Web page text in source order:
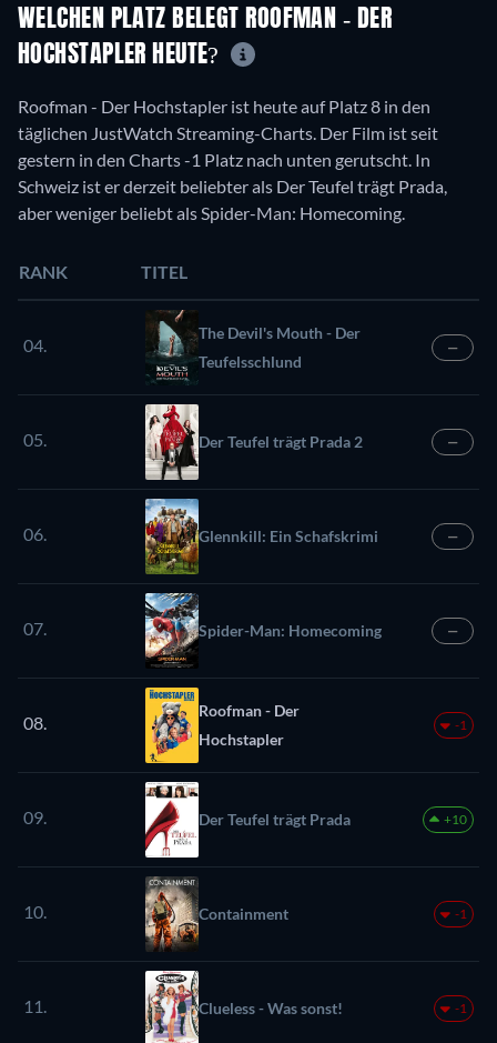
WELCHEN PLATZ BELEGT ROOFMAN - DER
HOCHSTAPLER HEUTE?
Roofman - Der Hochstapler ist heute auf Platz 8 in den
täglichen JustWatch Streaming-Charts. Der Film ist seit
gestern in den Charts -1 Platz nach unten gerutscht. In
Schweiz ist er derzeit beliebter als Der Teufel trägt Prada,
aber weniger beliebt als Spider-Man: Homecoming.
RANK TITEL
04.
The Devil's Mouth - Der
Teufelsschlund
—
05. Der Teufel trägt Prada 2 —
06. Glennkill: Ein Schafskrimi —
07. Spider-Man: Homecoming —
08.
Roofman - Der
Hochstapler
-1
09. Der Teufel trägt Prada +10
10. Containment -1
11. Clueless - Was sonst! -1